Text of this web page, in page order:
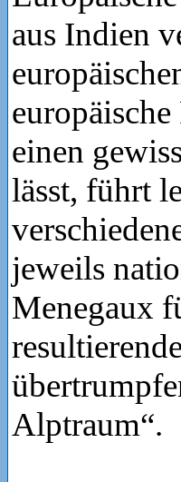
aus Indien
einen
lässt, führt
jeweils
Menegaux
Alptraum“.